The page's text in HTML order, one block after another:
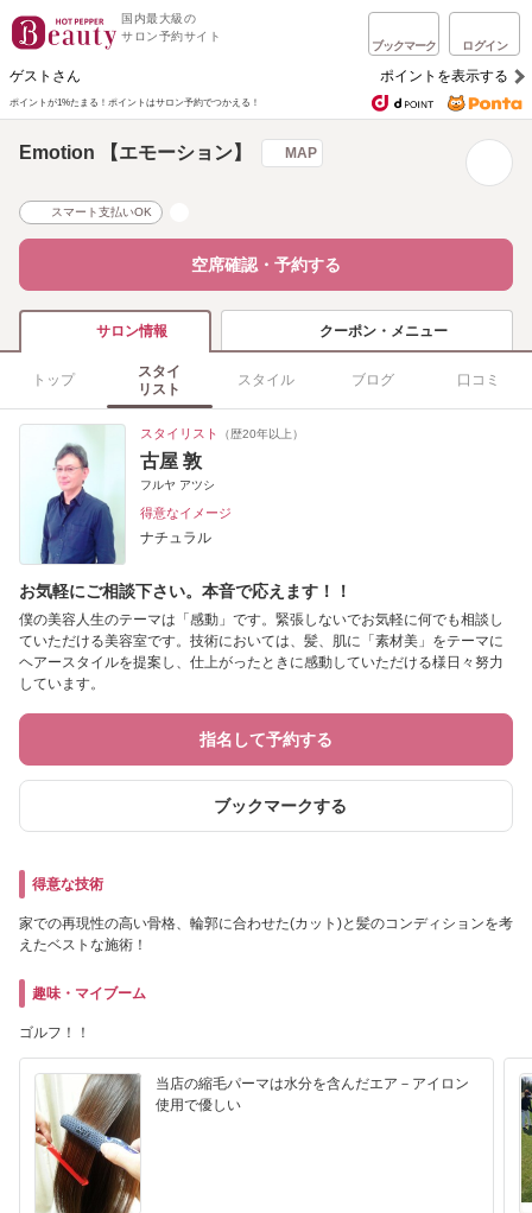
国内最大級の
サロン予約サイト
ブックマーク ログイン
ゲストさん ポイントを表示する
ポイントが1%たまる！ ポイントはサロン予約でつかえる！
Emotion 【エモーション】 MAP
スマート支払いOK
空席確認・予約する
サロン情報 クーポン・メニュー
トップ
スタイ
リスト
スタイル ブログ 口コミ
スタイリスト （歴20年以上）
古屋 敦
フルヤ アツシ
得意なイメージ
ナチュラル
お気軽にご相談下さい。本音で応えます！！
僕の美容人生のテーマは「感動」です。緊張しないでお気軽に何でも相談し
ていただける美容室です。技術においては、髪、肌に「素材美」をテーマに
ヘアースタイルを提案し、仕上がったときに感動していただける様日々努力
しています。
指名して予約する
ブックマークする
得意な技術
家での再現性の高い骨格、輪郭に合わせた(カット)と髪のコンディションを考
えたベストな施術！
趣味・マイブーム
ゴルフ！！
当店の縮毛パーマは水分を含んだエア－アイロン
使用で優しい